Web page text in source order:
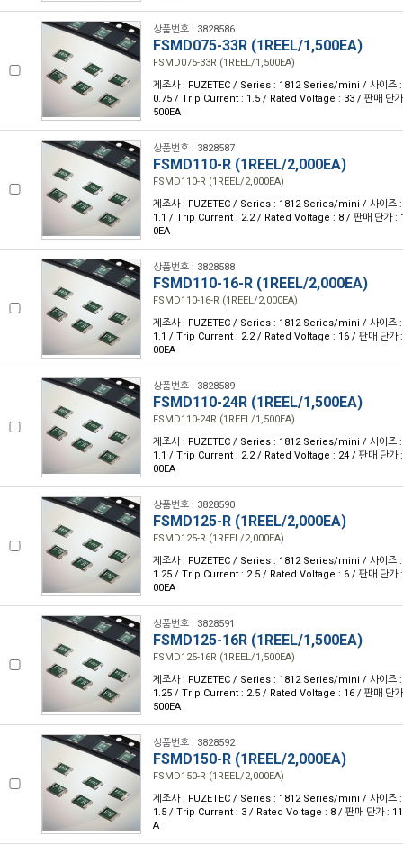
상품번호 : 3828586
FSMD075-33R (1REEL/1,500EA)
FSMD075-33R (1REEL/1,500EA)
제조사 : FUZETEC / Series : 1812 Series/mini / 사이
0.75 / Trip Current : 1.5 / Rated Voltage : 33 / 판매 단가
500EA
상품번호 : 3828587
FSMD110-R (1REEL/2,000EA)
FSMD110-R (1REEL/2,000EA)
제조사 : FUZETEC / Series : 1812 Series/mini / 사이
1.1 / Trip Current : 2.2 / Rated Voltage : 8 / 판매 단가 :
0EA
상품번호 : 3828588
FSMD110-16-R (1REEL/2,000EA)
FSMD110-16-R (1REEL/2,000EA)
제조사 : FUZETEC / Series : 1812 Series/mini / 사이
1.1 / Trip Current : 2.2 / Rated Voltage : 16 / 판매 단가 :
00EA
상품번호 : 3828589
FSMD110-24R (1REEL/1,500EA)
FSMD110-24R (1REEL/1,500EA)
제조사 : FUZETEC / Series : 1812 Series/mini / 사이
1.1 / Trip Current : 2.2 / Rated Voltage : 24 / 판매 단가 :
00EA
상품번호 : 3828590
FSMD125-R (1REEL/2,000EA)
FSMD125-R (1REEL/2,000EA)
제조사 : FUZETEC / Series : 1812 Series/mini / 사이
1.25 / Trip Current : 2.5 / Rated Voltage : 6 / 판매 단가 :
00EA
상품번호 : 3828591
FSMD125-16R (1REEL/1,500EA)
FSMD125-16R (1REEL/1,500EA)
제조사 : FUZETEC / Series : 1812 Series/mini / 사이
1.25 / Trip Current : 2.5 / Rated Voltage : 16 / 판매 단가
500EA
상품번호 : 3828592
FSMD150-R (1REEL/2,000EA)
FSMD150-R (1REEL/2,000EA)
제조사 : FUZETEC / Series : 1812 Series/mini / 사이
1.5 / Trip Current : 3 / Rated Voltage : 8 / 판매 단가 :
A